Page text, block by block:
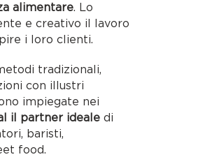
alimentare. Lo
e creativo il lavoro
i loro clienti.
tradizionali,
con illustri
impiegate nei
il partner ideale di
baristi,
food.